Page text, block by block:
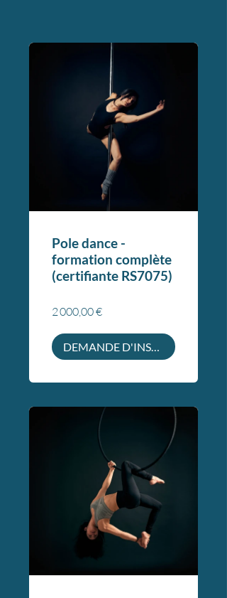
Pole dance -
formation complète
(certifiante RS7075)
2 000,00 €
DEMANDE D'INSCRIPTION